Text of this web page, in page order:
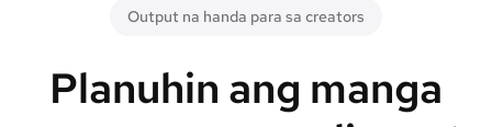
Output na handa para sa creators
Planuhin ang manga